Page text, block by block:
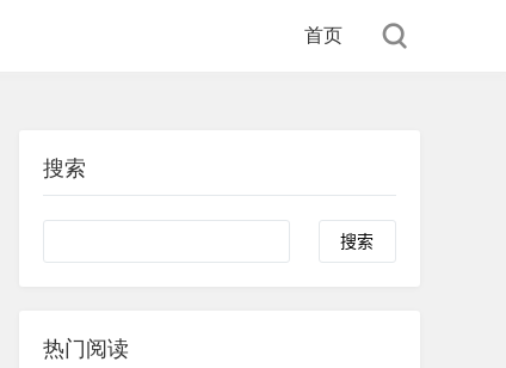
首页
搜索
Search
热门阅读